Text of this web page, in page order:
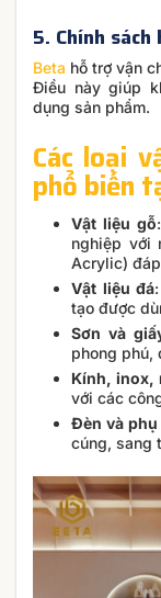
5. Chính
Beta hỗ trợ vận
Điều này giúp
dụng sản phẩm.
Các loại
phổ biến
Vật liệu gỗ
nghiệp với
Acrylic)
Vật liệu đá
tạo được
Sơn và
phong phú,
Kính, inox,
với các
Đèn và
cúng, sang